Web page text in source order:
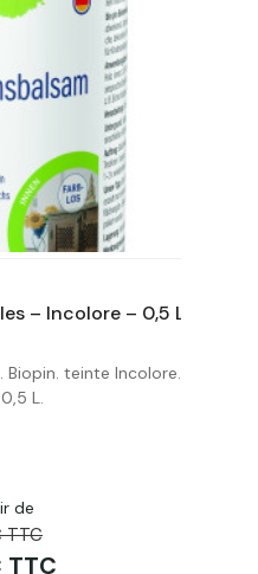
– Incolore – 0,5 L
Biopin. teinte Incolore.
L.
de
TTC
TTC